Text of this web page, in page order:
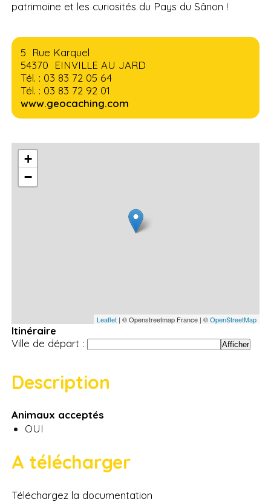
patrimoine et les curiosités du Pays du Sânon !
5 Rue Karquel
54370 EINVILLE AU JARD
Tél. : 03 83 72 05 64
Tél. : 03 83 72 92 01
www.geocaching.com
+
−
Leaflet| © Openstreetmap France | ©OpenStreetMap
Itinéraire
Ville de départ :
Description
Animaux acceptés
OUI
A télécharger
Téléchargez la documentation